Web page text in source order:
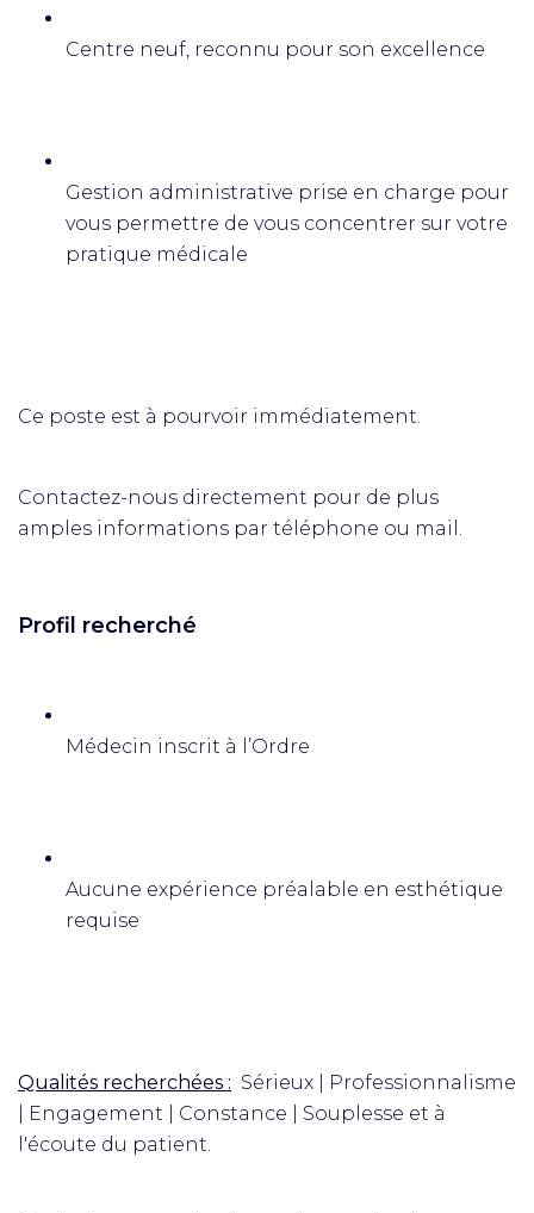
Centre neuf, reconnu pour son excellence
Gestion administrative prise en charge pour
vous permettre de vous concentrer sur votre
pratique médicale
Ce poste est à pourvoir immédiatement.
Contactez-nous directement pour de plus
amples informations par téléphone ou mail.
Profil recherché
Médecin inscrit à l’Ordre
Aucune expérience préalable en esthétique
requise
Qualités recherchées : Sérieux | Professionnalisme
| Engagement | Constance | Souplesse et à
l'écoute du patient.